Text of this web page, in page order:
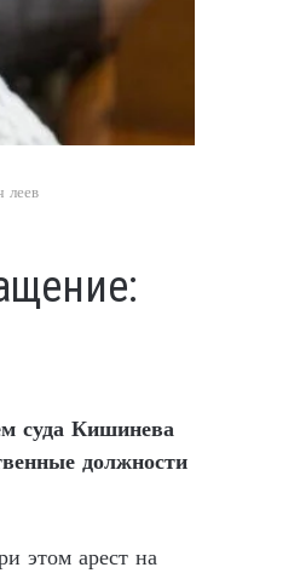
леев
суда Кишинева
должности
этом арест на